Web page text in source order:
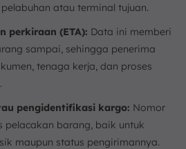
atau terminal tujuan.
perkiraan (ETA): Data ini memberi
sampai, sehingga penerima
tenaga kerja, dan proses
pengidentifikasi kargo: Nomor
pelacakan barang, baik untuk
maupun status pengirimannya.